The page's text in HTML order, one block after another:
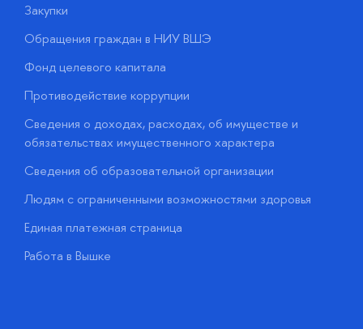
Закупки
Обращения граждан в НИУ ВШЭ
Фонд целевого капитала
Противодействие коррупции
Сведения о доходах, расходах, об имуществе и
обязательствах имущественного характера
Сведения об образовательной организации
Людям с ограниченными возможностями здоровья
Единая платежная страница
Работа в Вышке